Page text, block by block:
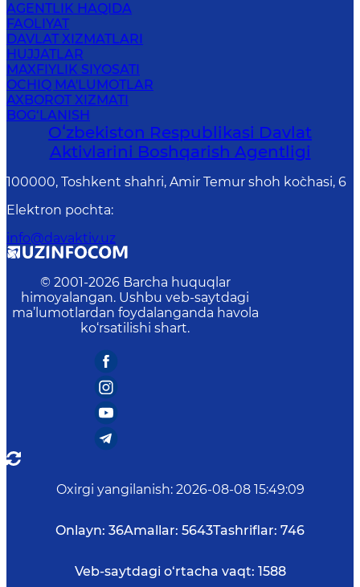
AGENTLIK HAQIDA
FAOLIYAT
DAVLAT XIZMATLARI
HUJJATLAR
MAXFIYLIK SIYOSATI
OCHIQ MA'LUMOTLAR
AXBOROT XIZMATI
BOG‘LANISH
Oʻzbekiston Respublikasi Davlat
Aktivlarini Boshqarish Agentligi
100000, Toshkent shahri, Amir Temur shoh ko`chasi, 6
Elektron pochta:
info@davaktiv.uz
© 2001-2026 Barcha huquqlar
himoyalangan. Ushbu veb-saytdagi
ma’lumotlardan foydalanganda havola
ko‘rsatilishi shart.
Oxirgi yangilanish: 2026-08-08 15:49:09
Onlayn: 36Amallar: 5643Tashriflar: 746
Veb-saytdagi o‘rtacha vaqt: 1588